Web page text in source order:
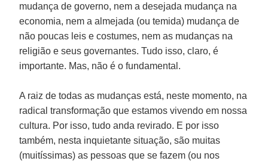
mudança de governo, nem a desejada mudança na
economia, nem a almejada (ou temida) mudança de
não poucas leis e costumes, nem as mudanças na
religião e seus governantes. Tudo isso, claro, é
importante. Mas, não é o fundamental.
A raiz de todas as mudanças está, neste momento, na
radical transformação que estamos vivendo em nossa
cultura. Por isso, tudo anda revirado. E por isso
também, nesta inquietante situação, são muitas
(muitíssimas) as pessoas que se fazem (ou nos